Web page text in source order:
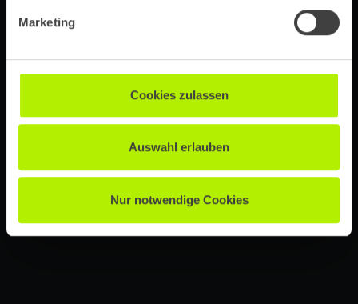
Marketing
Cookies zulassen
Auswahl erlauben
Nur notwendige Cookies